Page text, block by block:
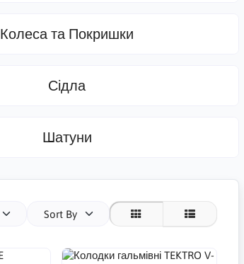
Колеса та Покришки
Сідла
Шатуни
Sort By